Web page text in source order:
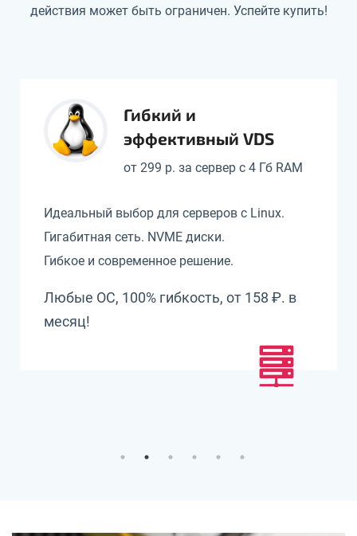
действия может быть ограничен. Успейте купить!
Гибкий и
эффективный VDS
от 299 р. за сервер с 4 Гб RAM
Идеальный выбор для серверов с Linux.
Гигабитная сеть. NVME диски.
Гибкое и современное решение.
Любые ОС, 100% гибкость, от 158 ₽. в
месяц!